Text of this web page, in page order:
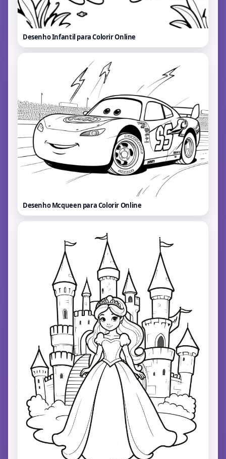
Desenho Infantil para ColorirOnline
Desenho Mcqueen para ColorirOnline